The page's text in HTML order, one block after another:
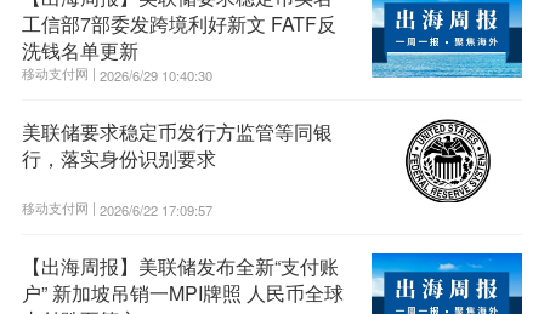
工信部7部委发跨境利好新文 FATF反
洗钱名单更新
移动支付网 | 2026/6/29 10:40:30
美联储要求稳定币发行方监管等同银
行，落实身份识别要求
移动支付网 | 2026/6/22 17:09:57
【出海周报】美联储发布全新“支付账
户” 新加坡吊销一MPI牌照 人民币全球